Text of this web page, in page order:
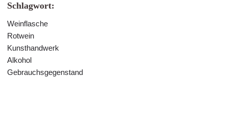
Schlagwort:
Weinflasche
Rotwein
Kunsthandwerk
Alkohol
Gebrauchsgegenstand